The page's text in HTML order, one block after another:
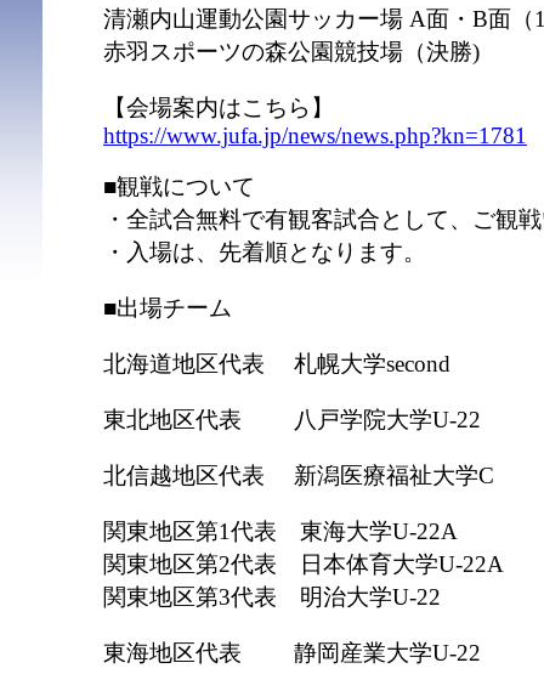
清瀬内山運動公園サッカー場 A面・B面（
赤羽スポーツの森公園競技場（決勝)
【会場案内はこちら】
https://www.jufa.jp/news/news.php?kn=1781
■観戦について
・全試合無料で有観客試合として、ご観
・入場は、先着順となります。
■出場チーム
北海道地区代表 札幌大学second
東北地区代表 八戸学院大学U-22
北信越地区代表 新潟医療福祉大学C
関東地区第1代表 東海大学U-22A
関東地区第2代表 日本体育大学U-22A
関東地区第3代表 明治大学U-22
東海地区代表 静岡産業大学U-22